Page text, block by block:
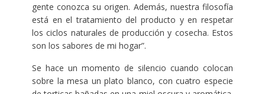
gente conozca su origen. Además, nuestra filosofía
está en el tratamiento del producto y en respetar
los ciclos naturales de producción y cosecha. Estos
son los sabores de mi hogar”.
Se hace un momento de silencio cuando colocan
sobre la mesa un plato blanco, con cuatro especie